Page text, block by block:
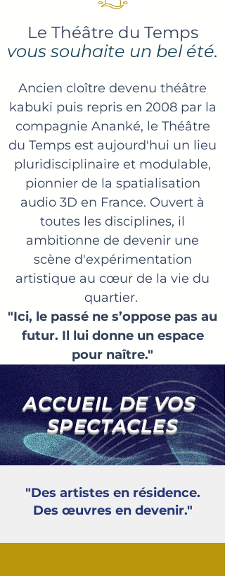
Le Théâtre du Temps
vous souhaite un bel été.
Ancien cloître devenu théâtre
kabuki puis repris en 2008 par la
compagnie Ananké, le Théâtre
du Temps est aujourd'hui un lieu
pluridisciplinaire et modulable,
pionnier de la spatialisation
audio 3D en France. Ouvert à
toutes les disciplines, il
ambitionne de devenir une
scène d'expérimentation
artistique au cœur de la vie du
quartier.
"Ici, le passé ne s’oppose pas au
futur. Il lui donne un espace
pour naître."
ACCUEIL DE VOS
SPECTACLES
"Des artistes en résidence.
Des œuvres en devenir."